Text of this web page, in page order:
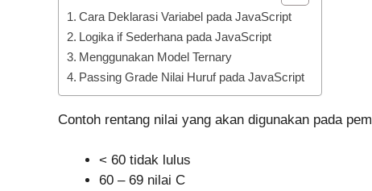
Cara Deklarasi Variabel pada JavaScript
Logika if Sederhana pada JavaScript
Menggunakan Model Ternary
Passing Grade Nilai Huruf pada JavaScript
Contoh rentang nilai yang akan digunakan pada
< 60 tidak lulus
60 – 69 nilai C